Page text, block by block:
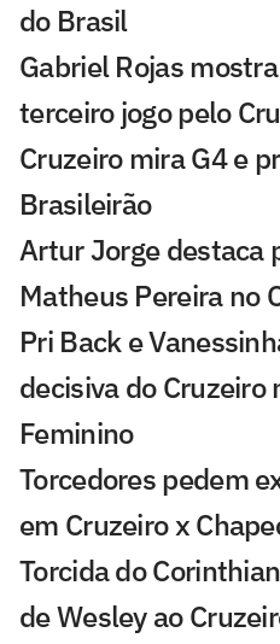
do Brasil
Gabriel Rojas
terceiro jogo pelo
Cruzeiro mira G4 e
Brasileirão
Artur Jorge destaca
Matheus Pereira no
Pri Back e
decisiva do Cruzeiro
Feminino
Torcedores pedem
em Cruzeiro x
Torcida do
de Wesley ao